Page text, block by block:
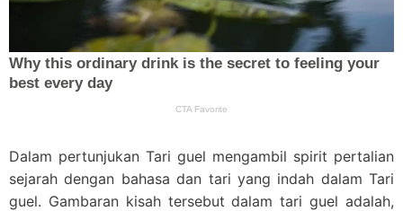
Dalam pertunjukan Tari guel mengambil spirit pertalian
sejarah dengan bahasa dan tari yang indah dalam Tari
guel. Gambaran kisah tersebut dalam tari guel adalah,